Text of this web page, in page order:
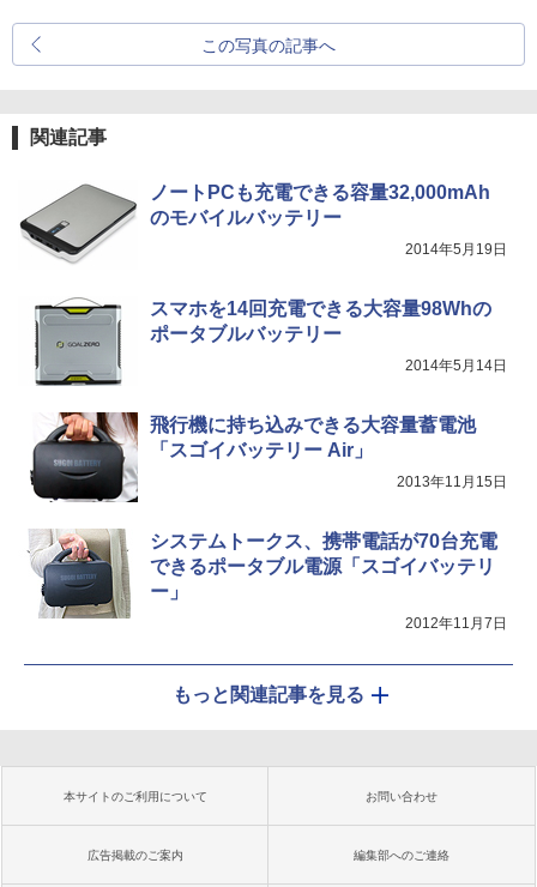
この写真の記事へ
関連記事
ノートPCも充電できる容量32,000mAh
のモバイルバッテリー
2014年5月19日
スマホを14回充電できる大容量98Whの
ポータブルバッテリー
2014年5月14日
飛行機に持ち込みできる大容量蓄電池
「スゴイバッテリー Air」
2013年11月15日
システムトークス、携帯電話が70台充電
できるポータブル電源「スゴイバッテリ
ー」
2012年11月7日
もっと関連記事を見る
本サイトのご利用について お問い合わせ
広告掲載のご案内 編集部へのご連絡